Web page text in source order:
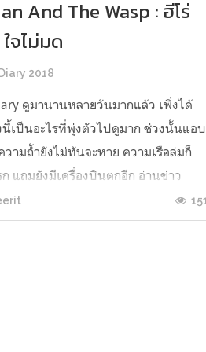
And The Wasp : ฮีโร่
จไม่มด
2018
ดูมานานหลายวันมากแล้ว เพิ่งได้
นี้เป็นอะไรที่พุ่งตัวไปดูมาก ช่วงนั้นแอบ
วามถ้ำยังไม่ทันจะหาย ความเรือล่มก็
แถมยังมีเครื่องบินตกอีก อ่านข่าว
หมือนมีอะไรตึงๆ ในใจ
หรือแท็กภาษาไทย #อม